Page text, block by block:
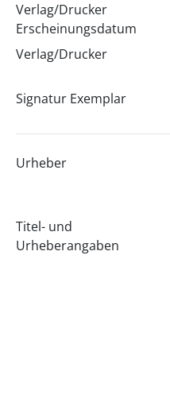
Verlag/Drucker
Erscheinungsdatum
Verlag/Drucker
Signatur Exemplar
Urheber
Titel- und
Urheberangaben